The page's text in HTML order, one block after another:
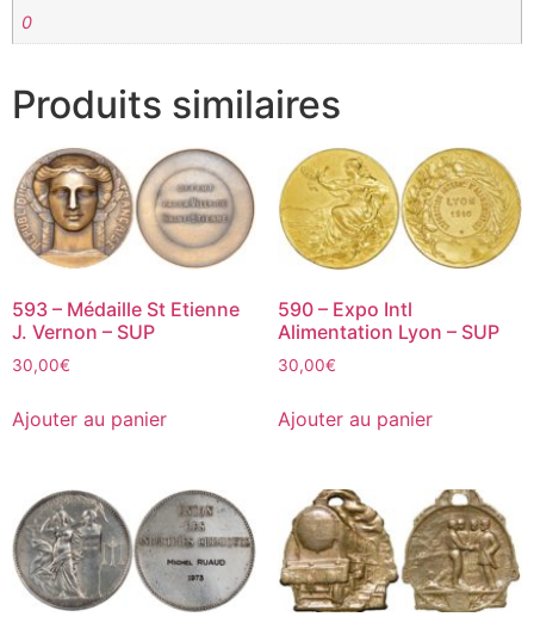
0
Produits similaires
593 – Médaille St Etienne
J. Vernon – SUP
30,00€
Ajouter au panier
590 – Expo Intl
Alimentation Lyon – SUP
30,00€
Ajouter au panier